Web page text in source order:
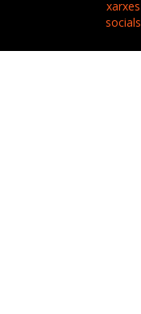
xarxes
socials